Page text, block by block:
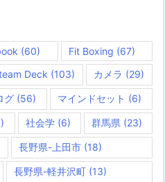
(60) Fit Boxing (67)
Deck (103) カメラ (29)
グ (56) マインドセット (6)
社会学(6) 群馬県 (23)
長野県-上田市(18)
長野県-軽井沢町 (13)